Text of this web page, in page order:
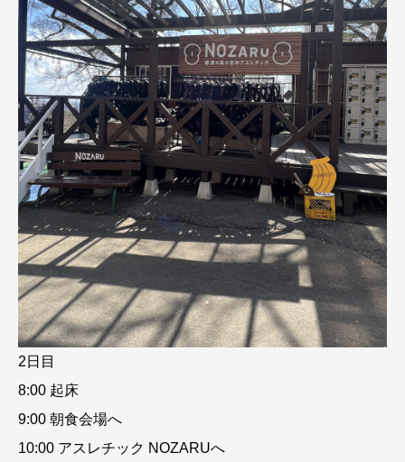
2日目
8:00 起床
9:00 朝食会場へ
10:00 アスレチック NOZARUへ